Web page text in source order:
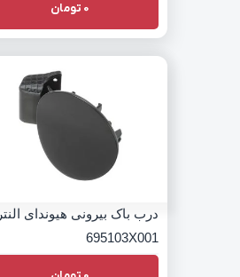
0 تومان
درب باک بیرونی هیوندای
695103X001